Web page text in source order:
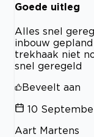
Goede uitleg
Alles snel
inbouw
trekhaak niet
snel geregeld
Beveelt aan
10
Aart Martens